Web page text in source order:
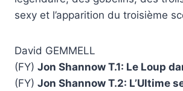
sexy et l’apparition du troisième
David GEMMELL
(FY) Jon Shannow T.1: Le Loup
(FY) Jon Shannow T.2: L’Ultime